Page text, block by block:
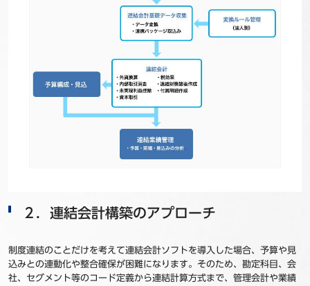
２．連結会計構築のアプローチ
制度連結のことだけを考えて連結会計ソフトを導入した場合、予算や見
込みとの連動化や整合確保が困難になります。そのため、勘定科目、会
社、セグメント等のコード定義から連結計算方式まで、管理会計や業績